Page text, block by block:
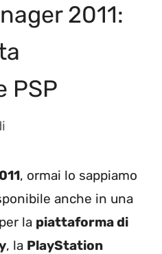
2011:
PSP
, ormai lo sappiamo
anche in una
la piattaforma di
, la PlayStation